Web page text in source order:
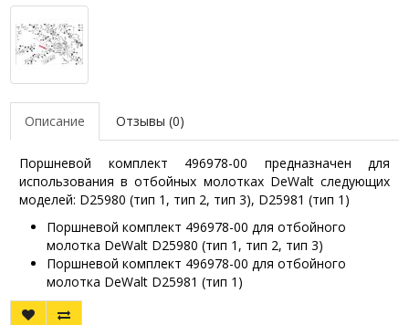
Описание Отзывы (0)
Поршневой комплект 496978-00 предназначен для
использования в отбойных молотках DeWalt следующих
моделей: D25980 (тип 1, тип 2, тип 3), D25981 (тип 1)
Поршневой комплект 496978-00 для отбойного
молотка DeWalt D25980 (тип 1, тип 2, тип 3)
Поршневой комплект 496978-00 для отбойного
молотка DeWalt D25981 (тип 1)